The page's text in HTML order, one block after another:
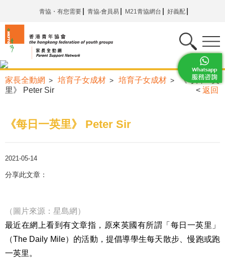
青協・有您需要 青協‧會員易 M21青協網台 好義配
家長全動網 > 培育子女成材 > 培育子女成材 >
《每日一英
里》 Peter Sir
< 返回
《每日一英里》 Peter Sir
2021-05-14
分享此文章：
（圖片來源：星島網）
最近在網上看到有文章指，原來英國有所謂「每日一英里」
（The Daily Mile）的活動，提倡導學生每天散步、慢跑或跑
一英里。